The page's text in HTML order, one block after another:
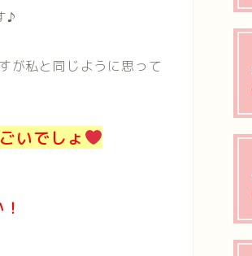
♪
が私と同じように思って
いでしょ